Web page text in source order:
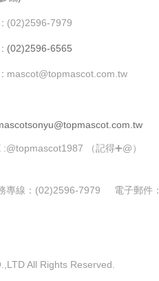
(02)2596-7979
(02)2596-6565
mascot@topmascot.com.tw
:@topmascot1987 （記得➕@）
專線： (02)2596-7979 電子郵件：
All Rights Reserved.